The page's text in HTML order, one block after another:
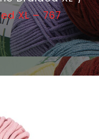
XL – 767